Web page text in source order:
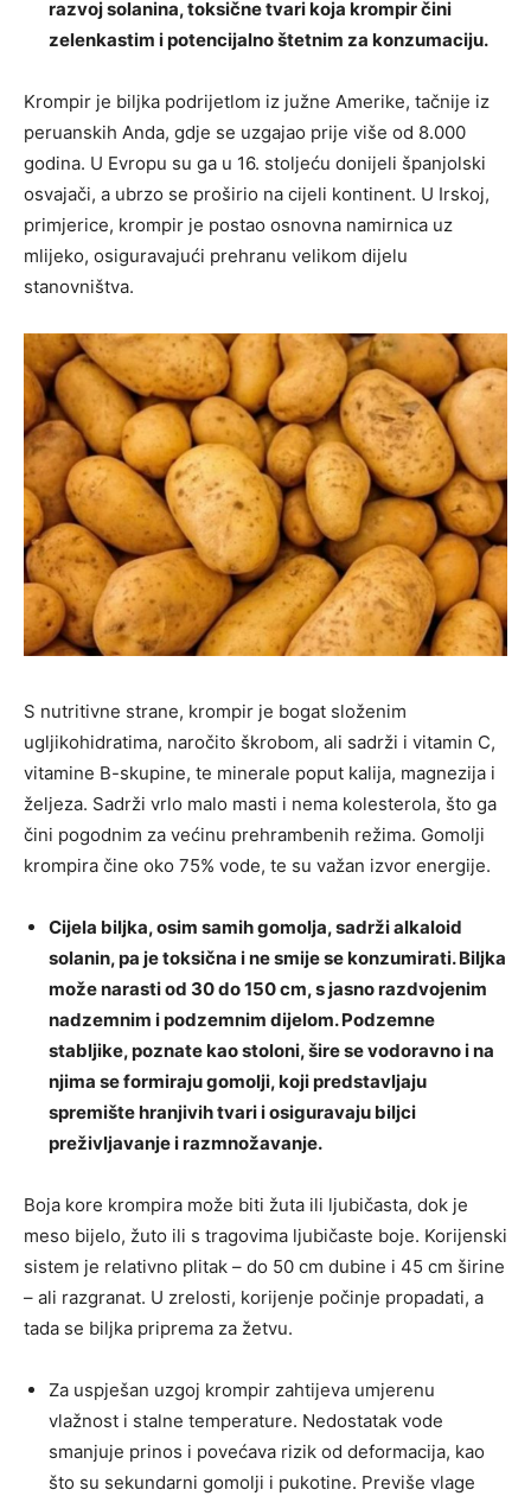
razvoj solanina, toksične tvari koja krompir čini
zelenkastim i potencijalno štetnim za konzumaciju.
Krompir je biljka podrijetlom iz južne Amerike, tačnije iz
peruanskih Anda, gdje se uzgajao prije više od 8.000
godina. U Evropu su ga u 16. stoljeću donijeli španjolski
osvajači, a ubrzo se proširio na cijeli kontinent. U Irskoj,
primjerice, krompir je postao osnovna namirnica uz
mlijeko, osiguravajući prehranu velikom dijelu
stanovništva.
S nutritivne strane, krompir je bogat složenim
ugljikohidratima, naročito škrobom, ali sadrži i vitamin C,
vitamine B-skupine, te minerale poput kalija, magnezija i
željeza. Sadrži vrlo malo masti i nema kolesterola, što ga
čini pogodnim za većinu prehrambenih režima. Gomolji
krompira čine oko 75% vode, te su važan izvor energije.
Cijela biljka, osim samih gomolja, sadrži alkaloid
solanin, pa je toksična i ne smije se konzumirati. Biljka
može narasti od 30 do 150 cm, s jasno razdvojenim
nadzemnim i podzemnim dijelom. Podzemne
stabljike, poznate kao stoloni, šire se vodoravno i na
njima se formiraju gomolji, koji predstavljaju
spremište hranjivih tvari i osiguravaju biljci
preživljavanje i razmnožavanje.
Boja kore krompira može biti žuta ili ljubičasta, dok je
meso bijelo, žuto ili s tragovima ljubičaste boje. Korijenski
sistem je relativno plitak – do 50 cm dubine i 45 cm širine
– ali razgranat. U zrelosti, korijenje počinje propadati, a
tada se biljka priprema za žetvu.
Za uspješan uzgoj krompir zahtijeva umjerenu
vlažnost i stalne temperature. Nedostatak vode
smanjuje prinos i povećava rizik od deformacija, kao
što su sekundarni gomolji i pukotine. Previše vlage